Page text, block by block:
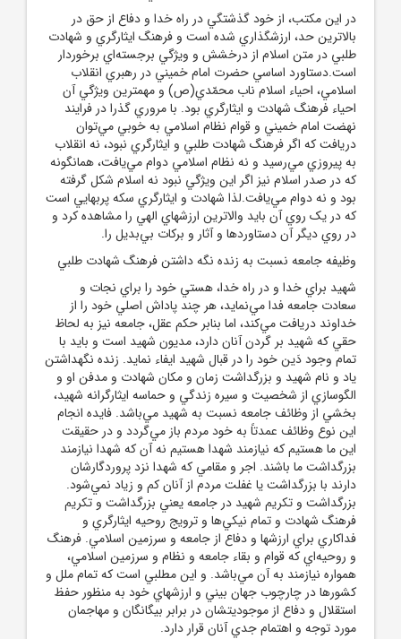
در اين مکتب، از خود گذشتگي در راه خدا و دفاع از حق در
بالاترين حد، ارزشگذاري شده است و فرهنگ ايثارگري و شهادت
طلبي در متن اسلام از درخشش و ويژگي برجسته‌اي برخوردار
است.دستاورد اساسي حضرت امام خميني در رهبري انقلاب
اسلامي، احياء اسلام ناب محمّدي(ص) و مهمترين ويژگي آن
احياء فرهنگ شهادت و ايثارگري بود. با مروري گذرا در فرايند
نهضت امام خميني و قوام نظام اسلامي به خوبي مي‌توان
دريافت که اگر فرهنگ شهادت طلبي و ايثارگري نبود، نه انقلاب
به پيروزي مي‌رسيد و نه نظام اسلامي دوام مي‌يافت، همانگونه
که در صدر اسلام نيز اگر اين ويژگي نبود نه اسلام شکل گرفته
بود و نه دوام مي‌يافت.لذا شهادت و ايثارگري سکه پربهايي است
که در يک روي آن بايد والاترين ارزشهاي الهي را مشاهده کرد و
در روي ديگر آن دستاوردها و آثار و برکات بي‌بديل را.
وظيفه جامعه نسبت به زنده نگه داشتن فرهنگ شهادت طلبي
شهيد براي خدا و در راه خدا، هستي خود را براي نجات و
سعادت جامعه فدا مي‌نمايد، هر چند پاداش اصلي خود را از
خداوند دريافت مي‌کند، اما بنابر حکم عقل، جامعه نيز به لحاظ
حقي که شهيد بر گردن آنان دارد، مديون شهيد است و بايد با
تمام وجود دَين خود را در قبال شهيد ايفاء نمايد. زنده نگهداشتن
ياد و نام شهيد و بزرگداشت زمان و مکان شهادت و مدفن او و
الگوسازي از شخصيت و سيره زندگي و حماسه ايثارگرانه شهيد،
بخشي از وظائف جامعه نسبت به شهيد مي‌باشد. فايده انجام
اين نوع وظائف عمدتاً به خود مردم باز مي‌گردد و در حقيقت
اين ما هستيم که نيازمند شهدا هستيم نه آن که شهدا نيازمند
بزرگداشت ما باشند. اجر و مقامي که شهدا نزد پروردگارشان
دارند با بزرگداشت يا غفلت مردم از آنان کم و زياد نمي‌شود.
بزرگداشت و تکريم شهيد در جامعه يعني بزرگداشت و تکريم
فرهنگ شهادت و تمام نيکي‌ها و ترويج روحيه ايثارگري و
فداکاري براي ارزشها و دفاع از جامعه و سرزمين اسلامي. فرهنگ
و روحيه‌اي که قوام و بقاء جامعه و نظام و سرزمين اسلامي،
همواره نيازمند به آن مي‌باشد. و اين مطلبي است که تمام ملل و
کشورها در چارچوب جهان بيني و ارزشهاي خود به منظور حفظ
استقلال و دفاع از موجوديتشان در برابر بيگانگان و مهاجمان
مورد توجه و اهتمام جدي آنان قرار دارد.